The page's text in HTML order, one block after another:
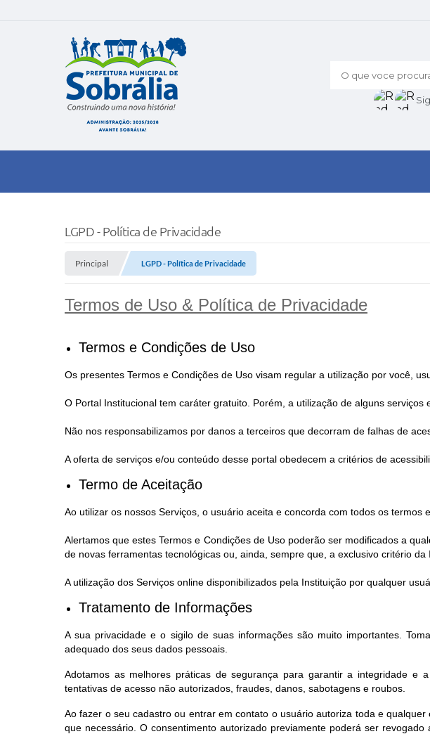
O que voce
LGPD - Política de Privacidade
Principal LGPD - Política de Privacidade
Termos de Uso & Política de Privacidade
Termos e Condições de Uso
Os presentes Termos e Condições de Uso visam regular a utilização por você,
O Portal Institucional tem caráter gratuito. Porém, a utilização de alguns
Não nos responsabilizamos por danos a terceiros que decorram de falhas de
A oferta de serviços e/ou conteúdo desse portal obedecem a critérios de
Termo de Aceitação
Ao utilizar os nossos Serviços, o usuário aceita e concorda com todos os termos
Alertamos que estes Termos e Condições de Uso poderão ser modificados a
de novas ferramentas tecnológicas ou, ainda, sempre que, a exclusivo critério
A utilização dos Serviços online disponibilizados pela Instituição por qualquer
Tratamento de Informações
A sua privacidade e o sigilo de suas informações são muito importantes.
adequado dos seus dados pessoais.
Adotamos as melhores práticas de segurança para garantir a integridade e
tentativas de acesso não autorizados, fraudes, danos, sabotagens e roubos.
Ao fazer o seu cadastro ou entrar em contato o usuário autoriza toda e
que necessário. O consentimento autorizado previamente poderá ser